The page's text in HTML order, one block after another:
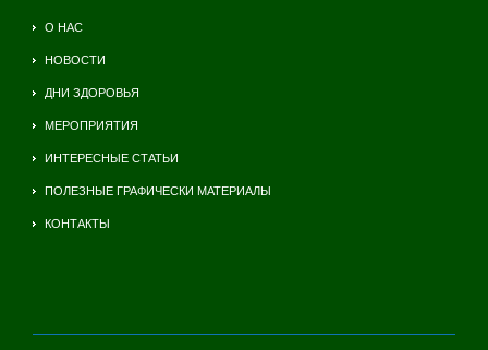
О НАС
НОВОСТИ
ДНИ ЗДОРОВЬЯ
МЕРОПРИЯТИЯ
ИНТЕРЕСНЫЕ СТАТЬИ
ПОЛЕЗНЫЕ ГРАФИЧЕСКИ МАТЕРИАЛЫ
КОНТАКТЫ